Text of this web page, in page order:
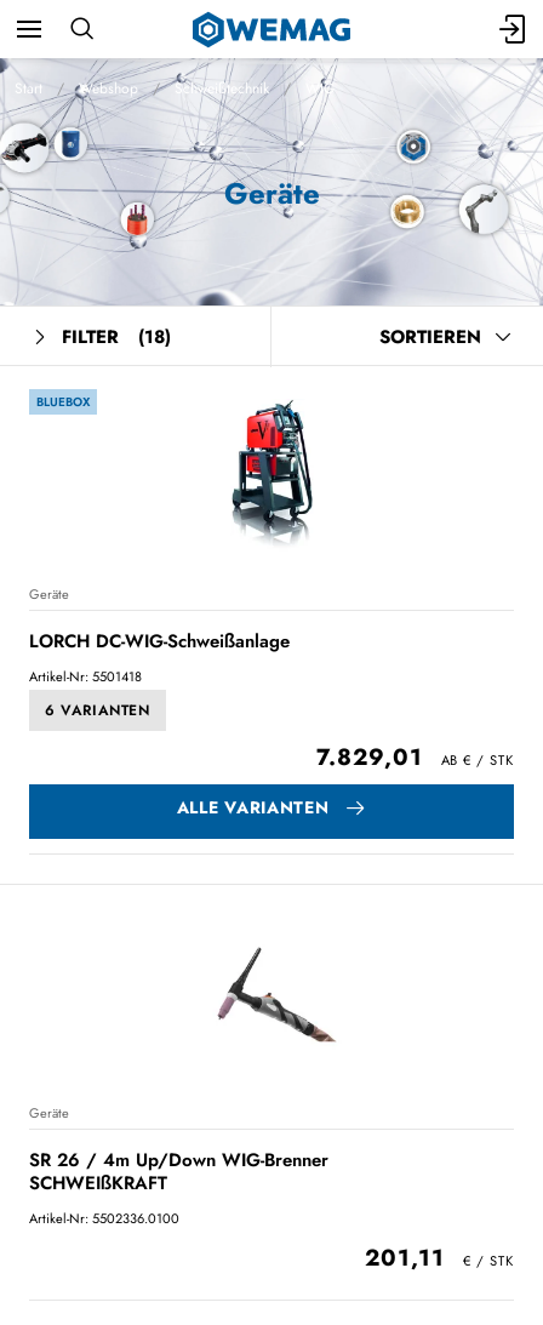
Start Webshop Schweißtechnik WIG
Geräte
FILTER (18) SORTIEREN
BLUEBOX
Geräte
LORCH DC-WIG-Schweißanlage
Artikel-Nr: 5501418
6 VARIANTEN
7.829,01
ALLE VARIANTEN
Geräte
SR 26 / 4m Up/Down WIG-Brenner
SCHWEIßKRAFT
Artikel-Nr: 5502336.0100
201,11